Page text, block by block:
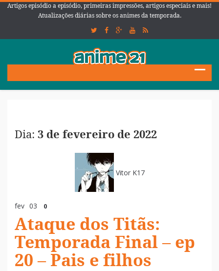
Artigos episódio a episódio, primeiras impressões, artigos especiais e mais!
Atualizações diárias sobre os animes da temporada.
Dia: 3 de fevereiro de 2022
Vitor K17
fev 03 0
Ataque dos Titãs:
Temporada Final – ep
20 – Pais e filhos